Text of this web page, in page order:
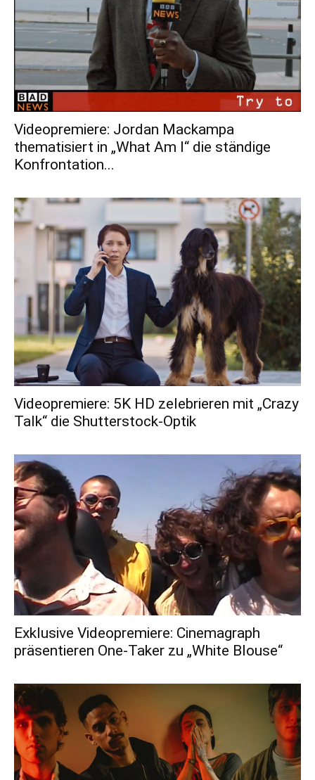
Videopremiere: Jordan Mackampa
thematisiert in „What Am I“ die ständige
Konfrontation...
Videopremiere: 5K HD zelebrieren mit „Crazy
Talk“ die Shutterstock-Optik
Exklusive Videopremiere: Cinemagraph
präsentieren One-Taker zu „White Blouse“